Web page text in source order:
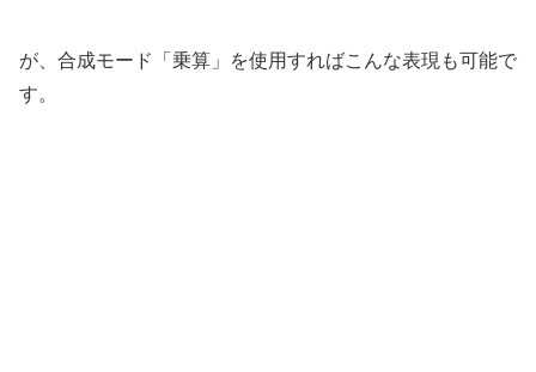
が、合成モード「乗算」を使用すればこんな表現も可能で
す。